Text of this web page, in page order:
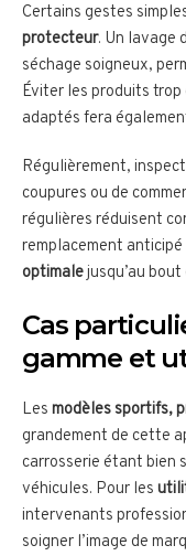
Certains gestes
protecteur. Un lavage
séchage soigneux,
Éviter les produits trop
adaptés fera
Régulièrement,
coupures ou de
régulières réduisent
remplacement
optimalejusqu’au
Cas
gamme et
Les modèles sportifs,
grandement de cette
carrosserie étant bien
véhicules. Pour les
intervenants
soigner l’image de